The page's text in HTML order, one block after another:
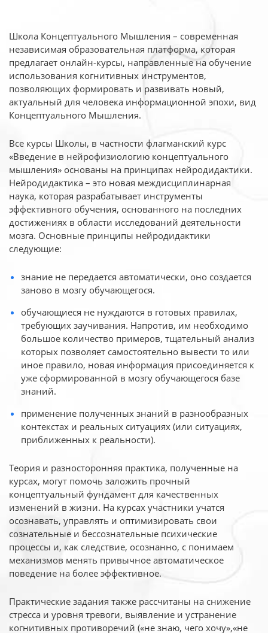
Школа Концептуального Мышления – современная
независимая образовательная платформа, которая
предлагает онлайн-курсы, направленные на обучение
использования когнитивных инструментов,
позволяющих формировать и развивать новый,
актуальный для человека информационной эпохи, вид
Концептуального Мышления.
Все курсы Школы, в частности флагманский курс
«Введение в нейрофизиологию концептуального
мышления» основаны на принципах нейродидактики.
Нейродидактика – это новая междисциплинарная
наука, которая разрабатывает инструменты
эффективного обучения, основанного на последних
достижениях в области исследований деятельности
мозга. Основные принципы нейродидактики
следующие:
знание не передается автоматически, оно создается
заново в мозгу обучающегося.
обучающиеся не нуждаются в готовых правилах,
требующих заучивания. Напротив, им необходимо
большое количество примеров, тщательный анализ
которых позволяет самостоятельно вывести то или
иное правило, новая информация присоединяется к
уже сформированной в мозгу обучающегося базе
знаний.
применение полученных знаний в разнообразных
контекстах и реальных ситуациях (или ситуациях,
приближенных к реальности).
Теория и разносторонняя практика, полученные на
курсах, могут помочь заложить прочный
концептуальный фундамент для качественных
изменений в жизни. На курсах участники учатся
осознавать, управлять и оптимизировать свои
сознательные и бессознательные психические
процессы и, как следствие, осознанно, с понимаем
механизмов менять привычное автоматическое
поведение на более эффективное.
Практические задания также рассчитаны на снижение
стресса и уровня тревоги, выявление и устранение
когнитивных противоречий («не знаю, чего хочу»,«не